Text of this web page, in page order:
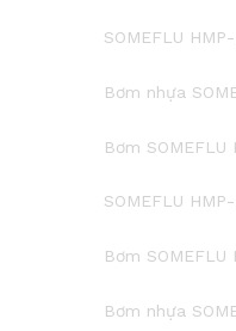
SOMEFLU
Bơm nhựa
Bơm SOMEFLU
SOMEFLU
Bơm
Bơm nhựa